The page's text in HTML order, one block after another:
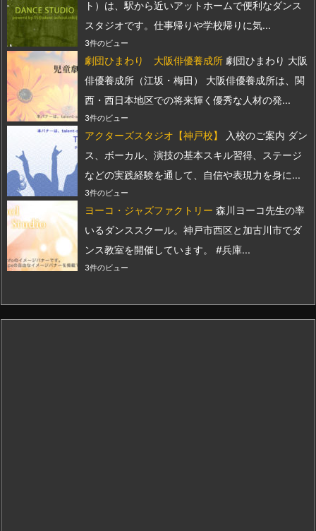
ト）は、駅から近いアットホームで便利なダンス
スタジオです。仕事帰りや学校帰りに気...
3件のビュー
劇団ひまわり 大阪俳優養成所 劇団ひまわり 大阪
俳優養成所（江坂・梅田） 大阪俳優養成所は、関
西・西日本地区での将来輝く優秀な人材の発...
3件のビュー
アクターズスタジオ【神戸校】
入校のご案内 ダン
ス、ボーカル、演技の基本スキル習得、ステージ
などの実践経験を通して、自信や表現力を身に...
3件のビュー
ヨーコ・ジャズファクトリー 森川ヨーコ先生の率
いるダンススクール。神戸市西区と加古川市でダ
ンス教室を開催しています。 #兵庫...
3件のビュー